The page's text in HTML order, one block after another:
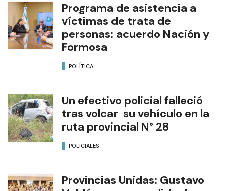
Programa de asistencia a
víctimas de trata de
personas: acuerdo Nación y
Formosa
POLÍTICA
Un efectivo policial falleció
tras volcar su vehículo en la
ruta provincial N° 28
POLICIALES
Provincias Unidas: Gustavo